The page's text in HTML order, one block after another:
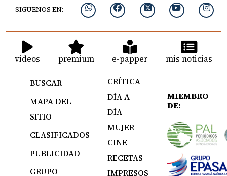
SIGUENOS EN:
videos premium e-papper mis noticias
BUSCAR
MAPA DEL
SITIO
CLASIFICADOS
PUBLICIDAD
GRUPO
CRÍTICA
DÍA A
DÍA
MUJER
CINE
RECETAS
IMPRESOS
MIEMBRO
DE: